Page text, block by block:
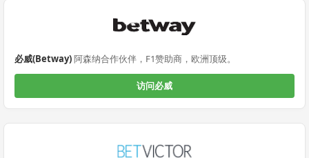
必威(Betway)阿森纳合作伙伴，F1赞助商，欧洲顶级。
访问必威